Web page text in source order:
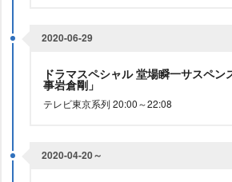
2020-06-29
ドラマスペシャル 堂場瞬一サスペ
事岩倉剛」
テレビ東京系列 20:00～22:08
2020-04-20～